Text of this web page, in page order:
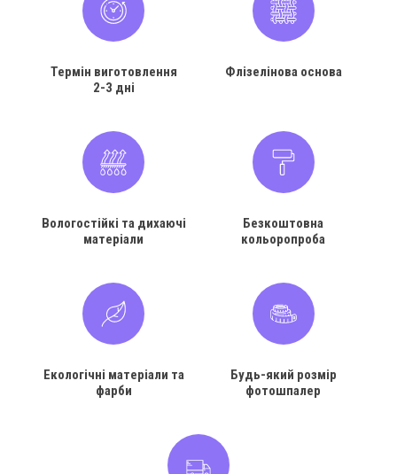
Термін виготовлення
2-3 дні
Флізелінова основа
Вологостійкі та дихаючі
матеріали
Безкоштовна
кольоропроба
Екологічні матеріали та
фарби
Будь-який розмір
фотошпалер